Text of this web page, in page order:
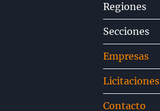
Regiones
Secciones
Empresas
Licitaciones
Contacto